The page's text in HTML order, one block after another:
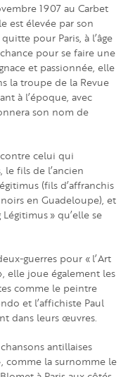
1907 au Carbet
est élevée par son
pour Paris, à l’âge
pour se faire une
et passionnée, elle
la troupe de la Revue
à l’époque, avec
son nom de
celui qui
le fils de l’ancien
(fils d’affranchis
en Guadeloupe), et
» qu’elle se
guerres pour « l’Art
elle joue également les
comme le peintre
et l’affichiste Paul
dans leurs œuvres.
antillaises
comme la surnomme le